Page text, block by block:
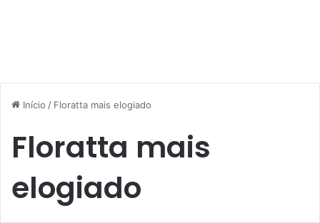
Início / Floratta mais elogiado
Floratta mais
elogiado